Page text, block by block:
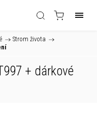
/ Strom života /
+ dárkové